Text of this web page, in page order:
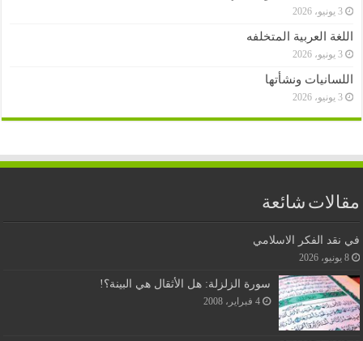
3 يونيو، 2026
اللغة العربية المتخلفه
3 يونيو، 2026
اللسانيات ونشأتها
3 يونيو، 2026
مقالات شائعة
في نقد الفكر الاسلامي
8 يونيو، 2026
سورة الزلزلة: هل الأثقال هي البينة؟!
4 فبراير، 2008